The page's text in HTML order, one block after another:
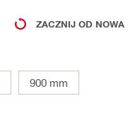
ZACZNIJ OD NOWA
900 mm